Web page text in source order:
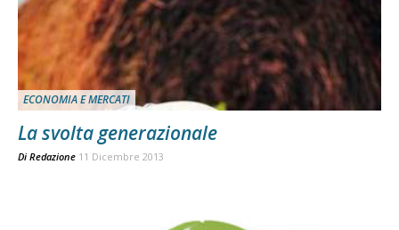
ECONOMIA E MERCATI
La svolta generazionale
Di Redazione 11 Dicembre 2013